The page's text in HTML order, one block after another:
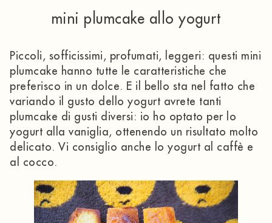
mini plumcake allo yogurt
Piccoli, sofficissimi, profumati, leggeri: questi mini
plumcake hanno tutte le caratteristiche che
preferisco in un dolce. E il bello sta nel fatto che
variando il gusto dello yogurt avrete tanti
plumcake di gusti diversi: io ho optato per lo
yogurt alla vaniglia, ottenendo un risultato molto
delicato. Vi consiglio anche lo yogurt al caffè e
al cocco.